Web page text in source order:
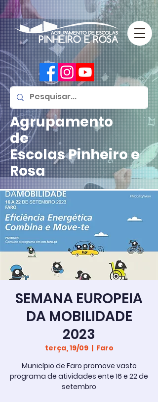
Agrupamento
de
EscolasPinheiro e
Rosa
SEMANA EUROPEIA
DA MOBILIDADE
2023
terça, 19/09
  |
Faro
Município de Faro promove vasto
programa de atividades ente 16 e 22 de
setembro